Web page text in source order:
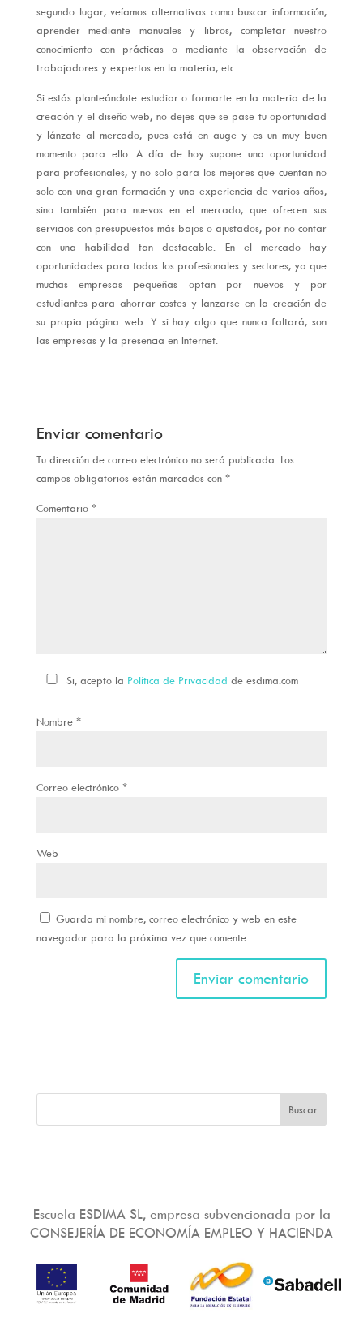
segundo lugar, veíamos alternativas como buscar información,
aprender mediante manuales y libros, completar nuestro
conocimiento con prácticas o mediante la observación de
trabajadores y expertos en la materia, etc.
Si estás planteándote estudiar o formarte en la materia de la
creación y el diseño web, no dejes que se pase tu oportunidad
y lánzate al mercado, pues está en auge y es un muy buen
momento para ello. A día de hoy supone una oportunidad
para profesionales, y no solo para los mejores que cuentan no
solo con una gran formación y una experiencia de varios años,
sino también para nuevos en el mercado, que ofrecen sus
servicios con presupuestos más bajos o ajustados, por no contar
con una habilidad tan destacable. En el mercado hay
oportunidades para todos los profesionales y sectores, ya que
muchas empresas pequeñas optan por nuevos y por
estudiantes para ahorrar costes y lanzarse en la creación de
su propia página web. Y si hay algo que nunca faltará, son
las empresas y la presencia en Internet.
Enviar comentario
Tu dirección de correo electrónico no será publicada. Los
campos obligatorios están marcados con *
Comentario *
Si, acepto la Política de Privacidad de esdima.com
Nombre *
Correo electrónico *
Web
Guarda mi nombre, correo electrónico y web en este
navegador para la próxima vez que comente.
Escuela ESDIMA SL, empresa subvencionada por la
CONSEJERÍA DE ECONOMÍA EMPLEO Y HACIENDA